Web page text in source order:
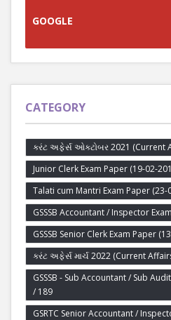
GOOGLE
CATEGORY
કરંટ અફેર્સ ઓક્ટોબર 2021 (Current
Junior Clerk Exam Paper (19-02-
Talati cum Mantri Exam Paper
GSSSB Accountant / Inspector
GSSSB Senior Clerk Exam Paper
કરંટ અફેર્સ માર્ચ 2022 (Current
GSSSB - Sub Accountant / Sub
/ 189
GSRTC Senior Accountant /